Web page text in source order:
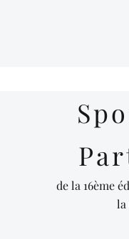
de la 16ème
la